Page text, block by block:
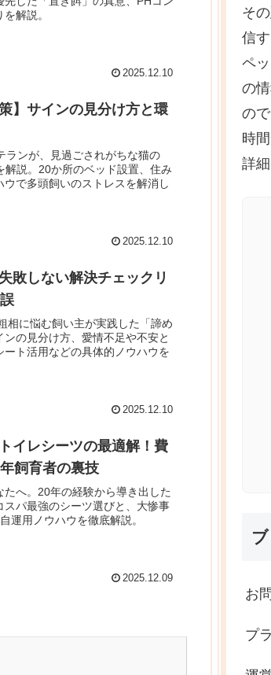
解説。
2025.12.10
】サインの見分け方と環
ランが、見過ごされがちな猫の
解説。20か所のベッド設置、住み
で多頭飼いのストレスを解消し
2025.12.10
敗しない解決チェックリ
相に悩む飼い主が実践した「諦め
の見分け方、愛情不足や不安と
ト活用などの具体的ノウハウを
2025.12.10
イレシーツの最適解！費
飼育者の裏技
へ。20年の経験から導き出した
スパ最強のシーツ選びと、大惨事
運用ノウハウを徹底解説。
2025.12.09
そ
信
ペ
の
の
時
詳
お
プ